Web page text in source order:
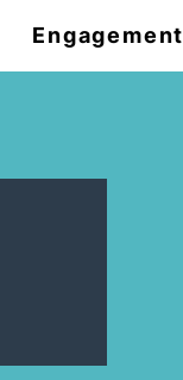
Engagement